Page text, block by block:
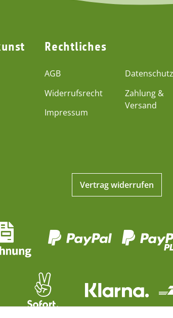
Rechtliches
AGB
Widerrufsrecht
Impressum
Datenschutz
Zahlung &
Versand
Vertrag widerrufen